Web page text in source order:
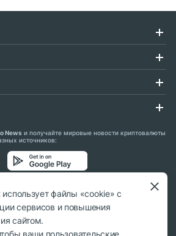
News и получайте мировые новости криптовалюты
источников:
сетях: файлы «cookie» с
сервисов и повышения
сайтом.
ваши пользовательские